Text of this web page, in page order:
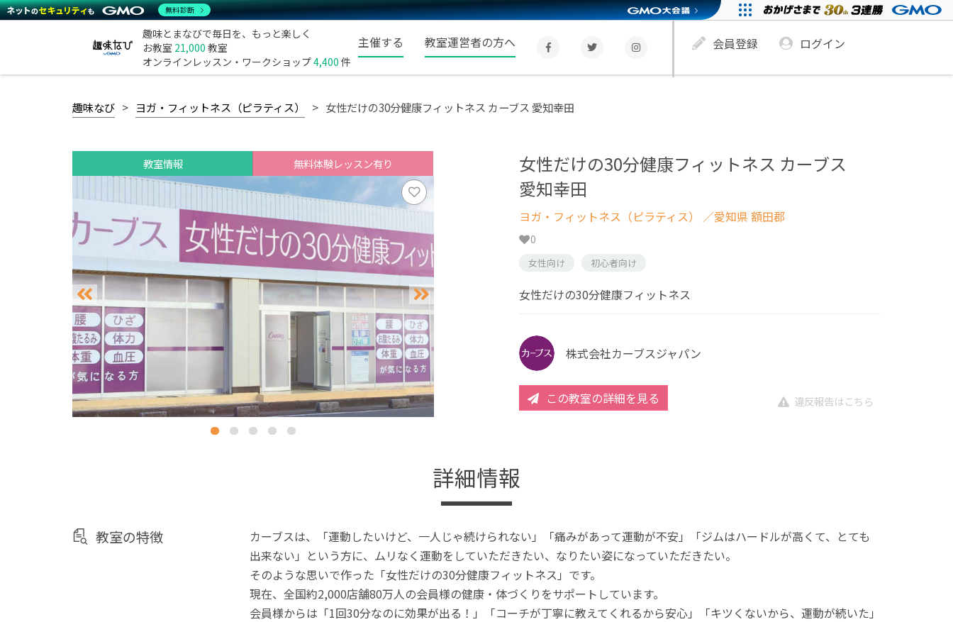
趣味とまなびで毎日を、もっと楽しく
お教室 21,000 教室
オンラインレッスン・ワークショップ4,400 件
主催する 教室運営者の方へ 会員登録 ログイン
趣味なび ヨガ・フィットネス（ピラティス） 女性だけの30分健康フィットネス カーブス 愛知幸田
教室情報 無料体験レッスン有り
女性だけの30分健康フィットネス カーブス
愛知幸田
ヨガ・フィットネス（ピラティス） ／愛知県 額田郡
0
女性向け 初心者向け
女性だけの30分健康フィットネス
株式会社カーブスジャパン
この教室の詳細を見る 違反報告はこちら
詳細情報
教室の特徴
カーブスは、「運動したいけど、一人じゃ続けられない」「痛みがあって運動が不安」「ジムはハードルが高くて、とても
出来ない」という方に、ムリなく運動をしていただきたい、なりたい姿になっていただきたい。
そのような思いで作った「女性だけの30分健康フィットネス」です。
現在、全国約2,000店舗80万人の会員様の健康・体づくりをサポートしています。
会員様からは「1回30分なのに効果が出る！」「コーチが丁寧に教えてくれるから安心」「キツくないから、運動が続いた」
無料診断